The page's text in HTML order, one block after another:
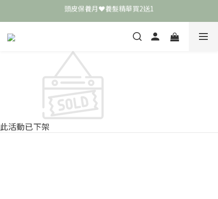
頭皮保養月❤️養髮精華買2送1
頭皮保養月❤️養髮精華買2送1
📣 加入LINE好友送50元
頭皮保養月❤️養髮精華買2送1
此活動已下架